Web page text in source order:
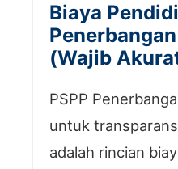
Biaya
(Wajib
PSPP
untuk
adalah rincian